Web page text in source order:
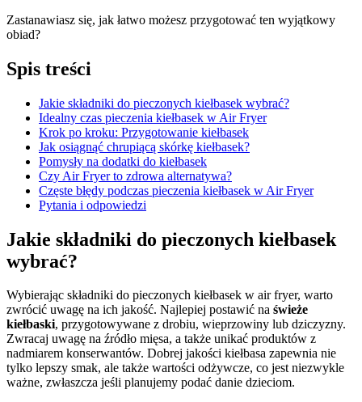
Zastanawiasz się, jak łatwo możesz przygotować ten wyjątkowy
obiad?
Spis treści
Jakie składniki do pieczonych kiełbasek wybrać?
Idealny czas pieczenia kiełbasek w Air Fryer
Krok po kroku: Przygotowanie kiełbasek
Jak osiągnąć chrupiącą skórkę kiełbasek?
Pomysły na dodatki do kiełbasek
Czy Air Fryer to zdrowa alternatywa?
Częste błędy podczas pieczenia kiełbasek w Air Fryer
Pytania i odpowiedzi
Jakie składniki do pieczonych kiełbasek
wybrać?
Wybierając składniki do pieczonych kiełbasek w air fryer, warto
zwrócić uwagę na ich jakość. Najlepiej postawić na świeże
kiełbaski, przygotowywane z drobiu, wieprzowiny lub dziczyzny.
Zwracaj uwagę na źródło mięsa, a także unikać produktów z
nadmiarem konserwantów. Dobrej jakości kiełbasa zapewnia nie
tylko lepszy smak, ale także wartości odżywcze, co jest niezwykle
ważne, zwłaszcza jeśli planujemy podać danie dzieciom.